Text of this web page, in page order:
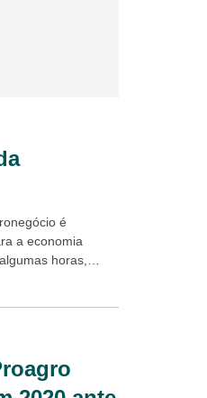
é
a economia
horas,